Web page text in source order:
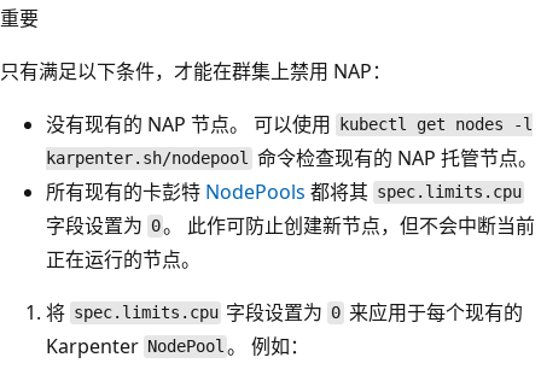
重要
只有满足以下条件，才能在群集上禁用 NAP：
没有现有的 NAP 节点。 可以使用
kubectl get nodes -l
karpenter.sh/nodepool 命令检查现有的 NAP 托管节点。
所有现有的卡彭特 NodePools 都将其 spec.limits.cpu
字段设置为 0。 此作可防止创建新节点，但不会中断当前
正在运行的节点。
将 spec.limits.cpu 字段设置为 0来应用于每个现有的
Karpenter NodePool 。 例如：